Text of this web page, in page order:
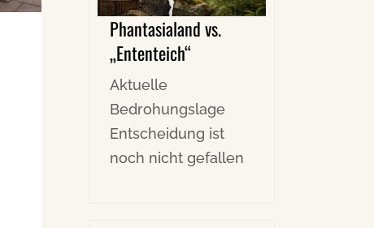
Phantasialand vs.
„Ententeich“
Aktuelle
Bedrohungslage
Entscheidung ist
noch nicht gefallen